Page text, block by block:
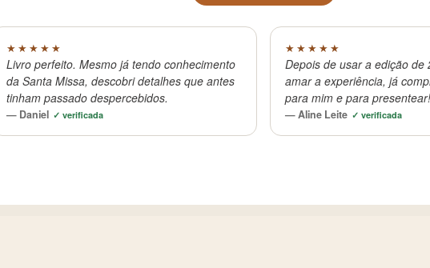
★★★★★
Livro perfeito. Mesmo já tendo conhecimento
da Santa Missa, descobri detalhes que antes
tinham passado despercebidos.
— Daniel ✓ verificada
★★★★★
Depois de usar a edição de
amar a experiência, já
para mim e para presentear!
— Aline Leite ✓ verificada